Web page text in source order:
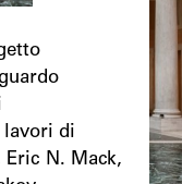
lavori di
N. Mack,